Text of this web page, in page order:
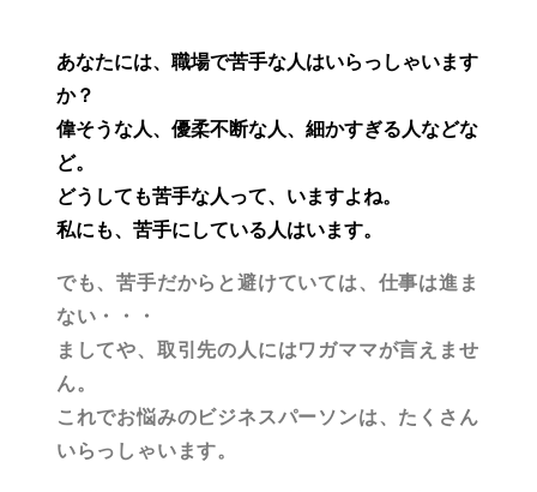
あなたには、職場で苦手な人はいらっしゃいます
か？
偉そうな人、優柔不断な人、細かすぎる人などな
ど。
どうしても苦手な人って、いますよね。
私にも、苦手にしている人はいます。
でも、苦手だからと避けていては、仕事は進ま
ない・・・
ましてや、取引先の人にはワガママが言えませ
ん。
これでお悩みのビジネスパーソンは、たくさん
いらっしゃいます。